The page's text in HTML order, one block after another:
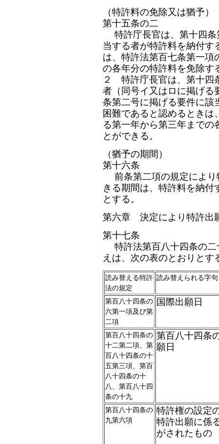
（特許料の免除又は猶予）
第十五条の二
特許庁長官は、第十四条
当する者が特許料を納付す
は、特許法第百七条第一項
の各年分の特許料を免除す
２ 特許庁長官は、第十四
者（同号イ又はロに掲げる
条第二号に掲げる要件に該
困難であると認めるとき
る第一年から第三年まで
とができる。
（猶予の期間）
第十六条
前条第二項の規定により
きる期間は、特許料を納
とする。
第六章 決定により特許出
第十七条
特許法第百八十四条の二
えは、次の表のとおりとす
読み替える特許
法の規定
読み替えられる字句
第百八十四条の
六第一項及び第
二項
国際出願日
第百八十四条の
十二第二項、第
百八十四条の十
五第三項、第百
八十四条の十
八、第百八十四
条の十九
第百八十四条
願日
第百八十四条の
九第六項
特許権の設定
特許出願に係
がされたもの